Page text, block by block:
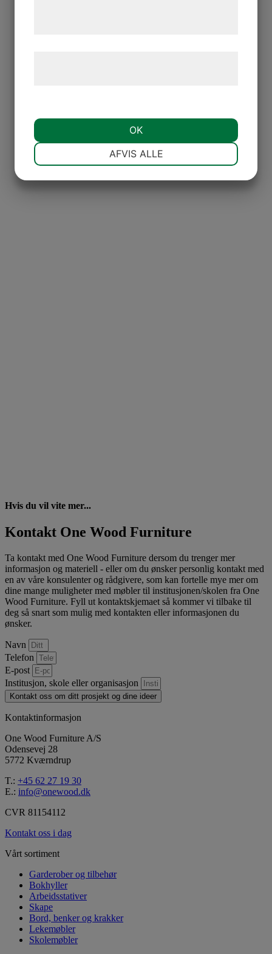
Hvis du vil vite mer...
Kontakt One Wood Furniture
Ta kontakt med One Wood Furniture dersom du trenger mer
informasjon og materiell - eller om du ønsker personlig kontakt med
en av våre konsulenter og rådgivere, som kan fortelle mye mer om
dine mange muligheter med møbler til institusjonen/skolen fra One
Wood Furniture. Fyll ut kontaktskjemaet så kommer vi tilbake til
deg så snart som mulig med kontakten eller informasjonen du
ønsker.
Navn
Telefon
E-post
Institusjon, skole eller organisasjon
Kontakt oss om ditt prosjekt og dine ideer
Kontaktinformasjon
One Wood Furniture A/S
Odensevej 28
5772 Kværndrup
T.: +45 62 27 19 30
E.: info@onewood.dk
CVR 81154112
Kontakt oss i dag
Vårt sortiment
Garderober og tilbehør
Bokhyller
Arbeidsstativer
Skape
Bord, benker og krakker
Lekemøbler
Skolemøbler
AFVIS ALLE
OK